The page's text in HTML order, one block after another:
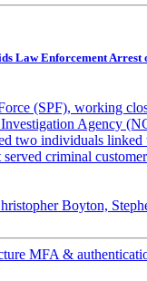
Law Enforcement Arrest
(SPF), working
Agency
two individuals linked
criminal
Boyton,
MFA &